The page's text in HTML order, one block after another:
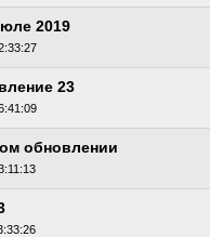
2019
23
обновлении